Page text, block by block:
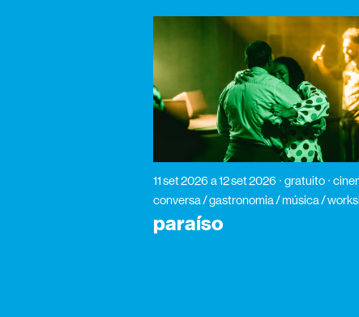
11 set 2026a 12 set 2026 gratuito
conversa / gastronomia / música /
paraíso